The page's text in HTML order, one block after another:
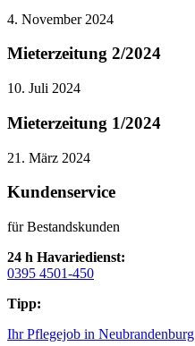
4. November 2024
Mieterzeitung 2/2024
10. Juli 2024
Mieterzeitung 1/2024
21. März 2024
Kundenservice
für Bestandskunden
24 h Havariedienst:
0395 4501-450
Tipp:
Ihr Pflegejob in Neubrandenburg